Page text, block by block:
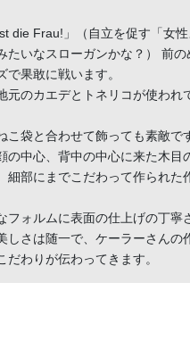
die Frau!」（自立を促す「女性
たいなスローガンかな？） 前の
で果敢に戦います。
元のカエデとトネリコが使われ
こ袋と合わせて飾っても素敵で
の中心、背中の中心に来た木目
細部にまでこだわって作られた
フォルムに表面の仕上げの丁寧
しさは随一で、ケーラーさんの
だわりが伝わってきます。